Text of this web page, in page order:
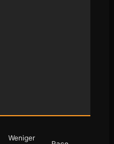
Weniger